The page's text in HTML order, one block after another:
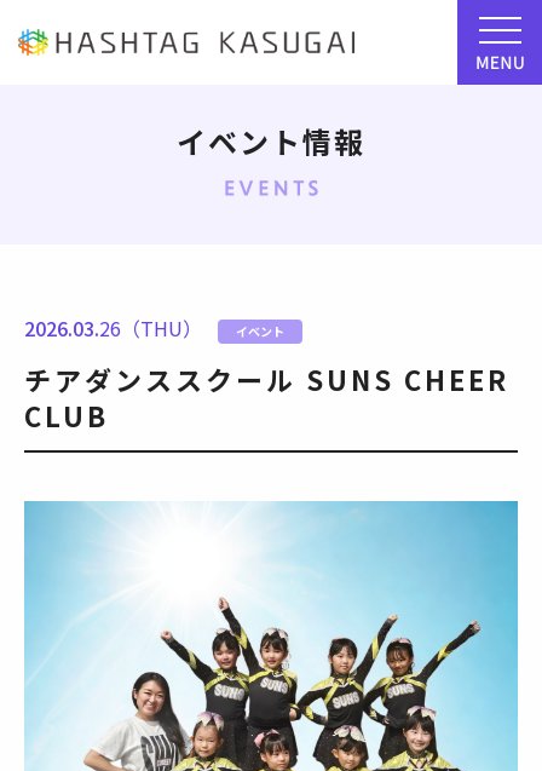
イベント情報
2026.03.26（THU） イベント
チアダンススクール SUNS CHEER
CLUB